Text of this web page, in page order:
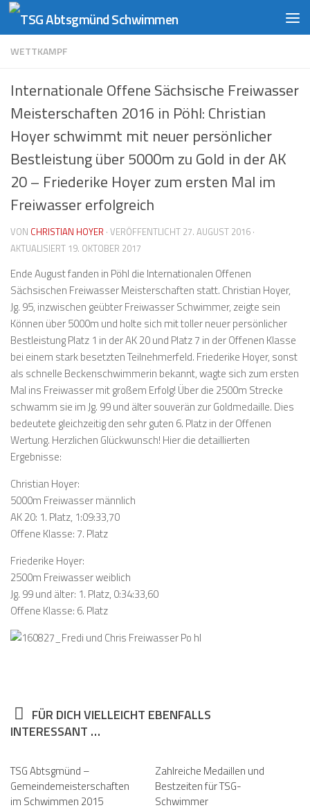
Zum Inhalt springen
WETTKAMPF
Internationale Offene Sächsische Freiwasser
Meisterschaften 2016 in Pöhl: Christian
Hoyer schwimmt mit neuer persönlicher
Bestleistung über 5000m zu Gold in der AK
20 – Friederike Hoyer zum ersten Mal im
Freiwasser erfolgreich
VON CHRISTIAN HOYER · VERÖFFENTLICHT 27. AUGUST 2016 ·
AKTUALISIERT 19. OKTOBER 2017
Ende August fanden in Pöhl die Internationalen Offenen
Sächsischen Freiwasser Meisterschaften statt. Christian Hoyer,
Jg. 95, inzwischen geübter Freiwasser Schwimmer, zeigte sein
Können über 5000m und holte sich mit toller neuer persönlicher
Bestleistung Platz 1 in der AK 20 und Platz 7 in der Offenen Klasse
bei einem stark besetzten Teilnehmerfeld. Friederike Hoyer, sonst
als schnelle Beckenschwimmerin bekannt, wagte sich zum ersten
Mal ins Freiwasser mit großem Erfolg! Über die 2500m Strecke
schwamm sie im Jg. 99 und älter souverän zur Goldmedaille. Dies
bedeutete gleichzeitig den sehr guten 6. Platz in der Offenen
Wertung. Herzlichen Glückwunsch! Hier die detaillierten
Ergebnisse:
Christian Hoyer:
5000m Freiwasser männlich
AK 20: 1. Platz, 1:09:33,70
Offene Klasse: 7. Platz
Friederike Hoyer:
2500m Freiwasser weiblich
Jg. 99 und älter: 1. Platz, 0:34:33,60
Offene Klasse: 6. Platz
FÜR DICH VIELLEICHT EBENFALLS
INTERESSANT …
TSG Abtsgmünd –
Gemeindemeisterschaften
im Schwimmen 2015
Zahlreiche Medaillen und
Bestzeiten für TSG-
Schwimmer